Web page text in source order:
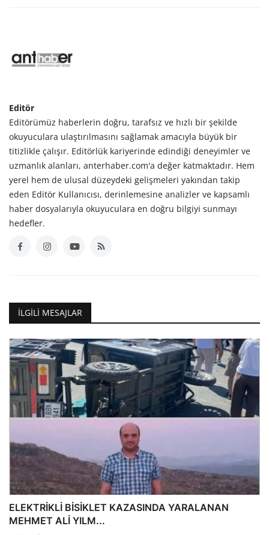
Editör
Editörümüz haberlerin doğru, tarafsız ve hızlı bir şekilde
okuyuculara ulaştırılmasını sağlamak amacıyla büyük bir
titizlikle çalışır. Editörlük kariyerinde edindiği deneyimler ve
uzmanlık alanları, anterhaber.com'a değer katmaktadır. Hem
yerel hem de ulusal düzeydeki gelişmeleri yakından takip
eden Editör Kullanıcısı, derinlemesine analizler ve kapsamlı
haber dosyalarıyla okuyuculara en doğru bilgiyi sunmayı
hedefler.
İLGILI MESAJLAR
ELEKTRİKLİ BİSİKLET KAZASINDA YARALANAN
MEHMET ALİ YILM...